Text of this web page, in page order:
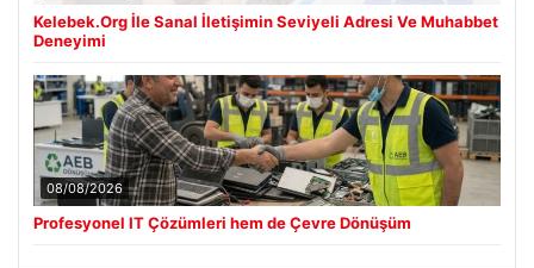
Kelebek.Org İle Sanal İletişimin Seviyeli Adresi Ve Muhabbet
Deneyimi
08/08/2026
Profesyonel IT Çözümleri hem de Çevre Dönüşüm